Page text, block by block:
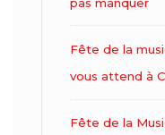
Fête de la
vous attend à
Fête de la